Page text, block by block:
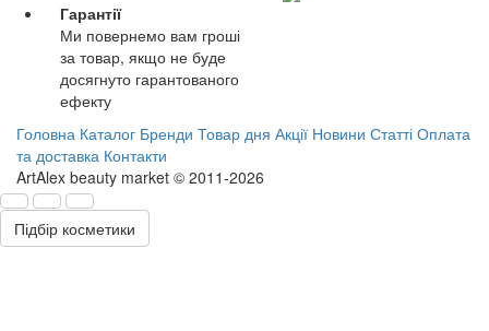
Гарантії
Ми повернемо вам гроші
за товар, якщо не буде
досягнуто гарантованого
ефекту
Головна Каталог Бренди Товар дня Акції Новини Статті Оплата
та доставка Контакти
ArtAlex beauty market © 2011-2026
Підбір косметики